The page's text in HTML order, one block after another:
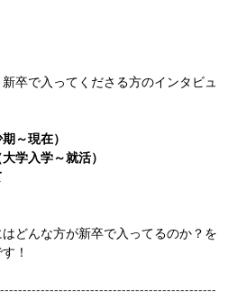
卒で入ってくださる方のインタビュ
～現在）
入学～就活）
どんな方が新卒で入ってるのか？を
！